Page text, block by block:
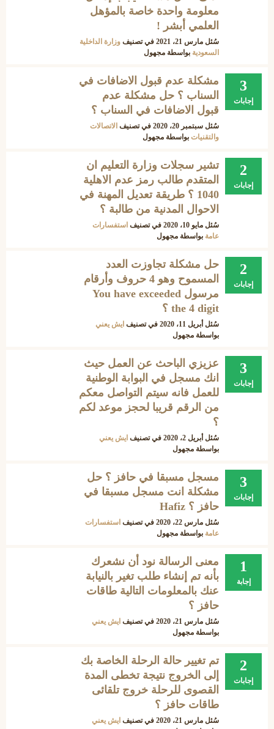
معلومة واحدة خاصة بالمؤهل
العلمي أبشر !
سُئل مارس 21، 2021 في تصنيف وزارة الداخلية
السعودية بواسطة مجهول
3
إجابات
مشكلة عدم قبول الاضافات في
السناب ؟ حل مشكلة عدم
قبول الاضافات في السناب ؟
سُئل سبتمبر 20، 2020 في تصنيف الاتصالات
والتقنيات بواسطة مجهول
2
إجابات
تشير سجلات وزارة التعليم ان
المتقدم طالب رمز عدم الاهلية
1040 ؟ طريقة تعديل المهنة في
الاحوال المدنية من طالبة ؟
سُئل مايو 10، 2020 في تصنيف استفسارات
عامة بواسطة مجهول
2
إجابات
حل مشكلة تجاوزت العدد
المسموح وهو 4 حروف وأرقام
مرسول You have exceeded
the 4 digit ؟
سُئل أبريل 11، 2020 في تصنيف ايش يعني
بواسطة مجهول
3
إجابات
عزيزي الباحث عن العمل حيث
انك مسجل في البوابة الوطنية
للعمل فانه سيتم التواصل معكم
من الرقم قريبا لحجز موعد لكم
؟
سُئل أبريل 2، 2020 في تصنيف ايش يعني
بواسطة مجهول
3
إجابات
مسجل مسبقا في حافز ؟ حل
مشكلة انت مسجل مسبقا في
حافز ؟ Hafiz
سُئل مارس 22، 2020 في تصنيف استفسارات
عامة بواسطة مجهول
1
إجابة
معنى الرسالة نود أن نشعرك
بأنه تم إنشاء طلب تغير بالنيابة
عنك بالمعلومات التالية طاقات
حافز ؟
سُئل مارس 21، 2020 في تصنيف ايش يعني
بواسطة مجهول
2
إجابات
تم تغيير حالة الرحلة الخاصة بك
إلى الخروج نتيجة تخطى المدة
القصوى للرحلة خروج تلقائى
طاقات حافز ؟
سُئل مارس 21، 2020 في تصنيف ايش يعني